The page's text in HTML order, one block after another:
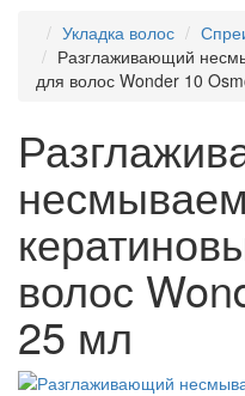
Укладка волос
Разглаживающий
для волос Wonder 10
волос
25 мл